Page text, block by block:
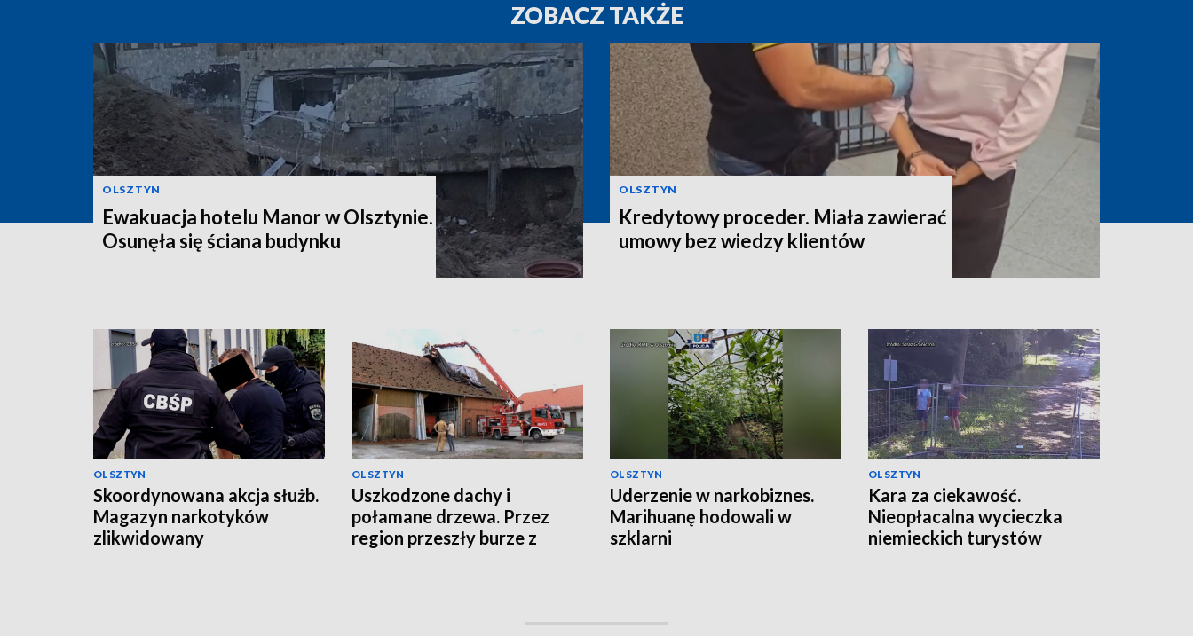
ZOBACZ TAKŻE
OLSZTYN
Ewakuacja hotelu Manor w Olsztynie.
Osunęła się ściana budynku
OLSZTYN
Kredytowy proceder. Miała zawierać
umowy bez wiedzy klientów
OLSZTYN
Skoordynowana akcja służb.
Magazyn narkotyków
zlikwidowany
OLSZTYN
Uszkodzone dachy i
połamane drzewa. Przez
region przeszły burze z
OLSZTYN
Uderzenie w narkobiznes.
Marihuanę hodowali w
szklarni
OLSZTYN
Kara za ciekawość.
Nieopłacalna wycieczka
niemieckich turystów